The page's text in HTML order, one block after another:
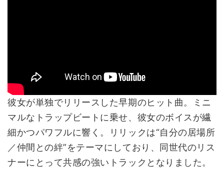
彼女が単独でリリースした早期のヒット曲。ミニ
マルなトラップビートに乗せ、彼女のボイスが繊
細かつパワフルに響く。リリックは“自分の居場所
／仲間との絆”をテーマにしており、同世代のリス
ナーにとって共感の強いトラックとなりました。